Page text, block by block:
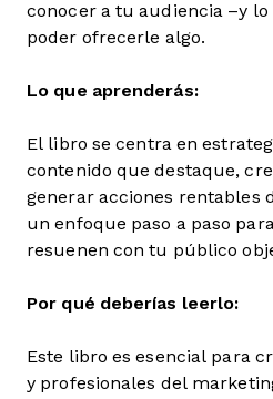
conocer a tu audiencia –y
poder ofrecerle algo.
Lo que aprenderás:
El libro se centra en
contenido que destaque,
generar acciones rentables
un enfoque paso a paso
resuenen con tu público
Por qué deberías leerlo:
Este libro es esencial para
y profesionales del